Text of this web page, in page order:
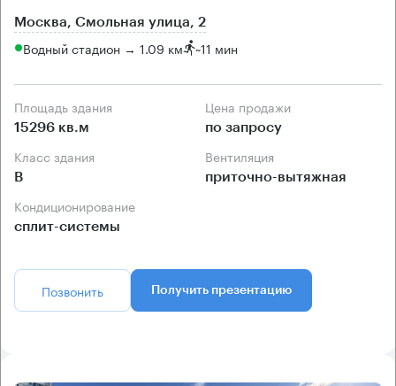
Москва, Смольная улица, 2
Водный стадион → 1.09 км ~11 мин
Площадь здания
15296 кв.м
Цена продажи
по запросу
Класс здания
B
Вентиляция
приточно-вытяжная
Кондиционирование
сплит-системы
Позвонить Получить презентацию